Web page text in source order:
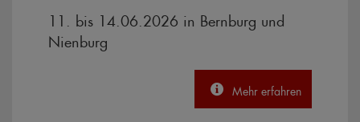
11. bis 14.06.2026 in Bernburg und
Nienburg
Mehr erfahren